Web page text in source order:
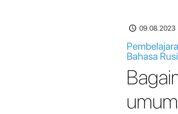
09.08.2023
Bahasa